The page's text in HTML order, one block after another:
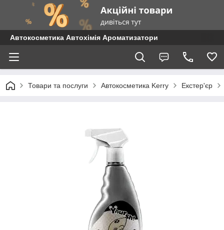
Автокосметика Автохімія Ароматизатори
Товари та послуги Автокосметика Kerry Екстер'єр